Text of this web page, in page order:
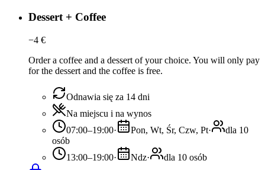
Dessert + Coffee
−4 €
Order a coffee and a dessert of your choice. You will only pay
for the dessert and the coffee is free.
Odnawia się za 14 dni
Na miejscu i na wynos
07:00–19:00· Pon, Wt, Śr, Czw, Pt·
dla 10
osób
13:00–19:00· Ndz·
dla 10 osób